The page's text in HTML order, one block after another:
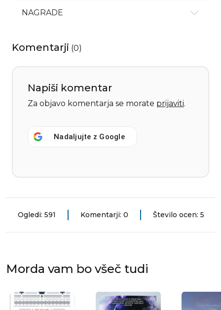
NAGRADE
Komentarji (0)
Napiši komentar
Za objavo komentarja se morate prijaviti.
Nadaljujte z Google
Ogledi: 591 Komentarji: 0 Število ocen: 5
Morda vam bo všeč tudi